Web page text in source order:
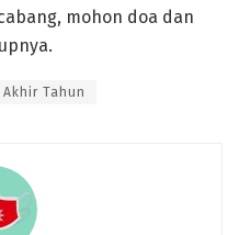
mohon doa dan
Tahun